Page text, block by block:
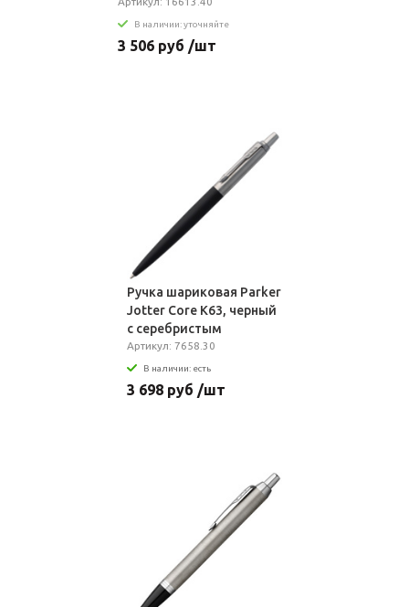
В наличии: уточняйте
3 506 руб /шт
Ручка шариковая Parker
Jotter Core K63, черный
с серебристым
Артикул: 7658.30
В наличии: есть
3 698 руб /шт